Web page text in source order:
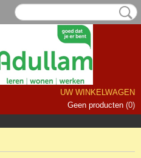
UW WINKELWAGEN
Geen producten (0)